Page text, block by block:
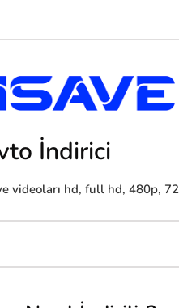
İndirici
videoları hd, full hd, 480p,